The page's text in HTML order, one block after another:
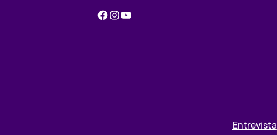
Facebook Instagram YouTube
Entrevista